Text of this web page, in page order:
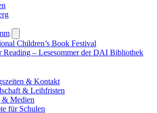
submenu
Children’s Book Festival
Reading – Lesesommer der DAI Bibliothek
& Kontakt
& Leihfristen
& Medien
für Schulen